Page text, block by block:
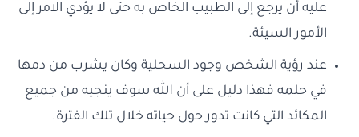
عليه أن يرجع إلى الطبيب الخاص به حتى لا يؤدي الامر إلى
الأمور السيئة.
عند رؤية الشخص وجود السحلية وكان يشرب من دمها
في حلمه فهذا دليل على أن الله سوف ينجيه من جميع
المكائد التي كانت تدور حول حياته خلال تلك الفترة.